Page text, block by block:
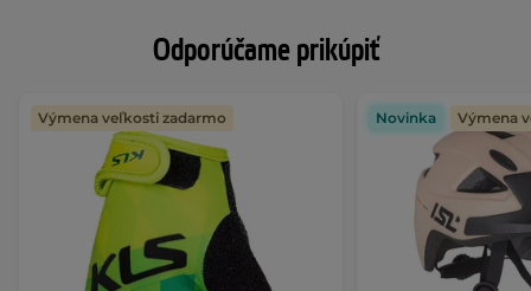
Odporúčame prikúpiť
Výmena veľkosti zadarmo Novinka Výmena